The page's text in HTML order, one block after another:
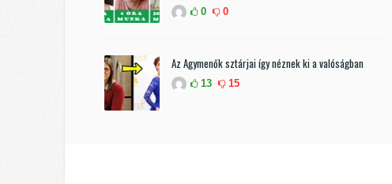
0 0
Az Agymenők sztárjai így néznek ki a valóságban
13 15